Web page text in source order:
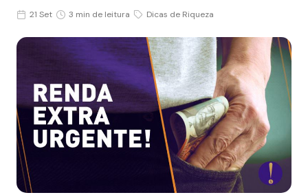
21 Set 3 min de leitura Dicas de Riqueza